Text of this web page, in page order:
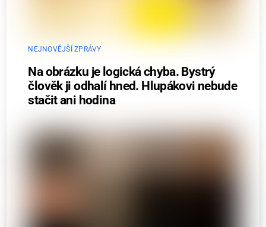
NEJNOVĚJŠÍ ZPRÁVY
Na obrázku je logická chyba. Bystrý
člověk ji odhalí hned. Hlupákovi nebude
stačit ani hodina